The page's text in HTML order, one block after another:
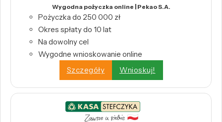
Wygodna pożyczka online | Pekao S.A.
Pożyczka do 250 000 zł
Okres spłaty do 10 lat
Na dowolny cel
Wygodne wnioskowanie online
Szczegóły
Wnioskuj!